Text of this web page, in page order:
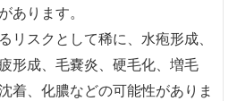
あります。
リスクとして稀に、水疱形成、
形成、毛嚢炎、硬毛化、増毛
着、化膿などの可能性がありま